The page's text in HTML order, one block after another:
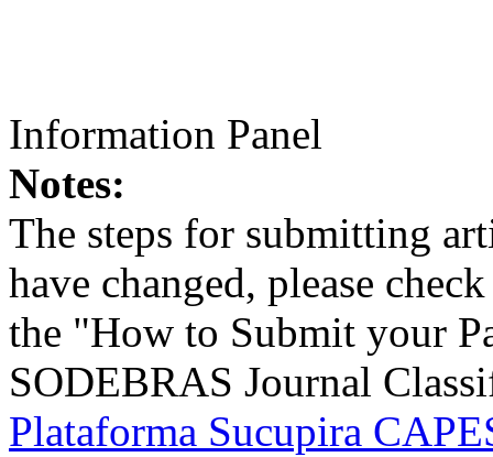
Information Panel
Notes:
The steps for submitting
have changed, please
the "How to Submit your
SODEBRAS Journal
Plataforma Sucupira